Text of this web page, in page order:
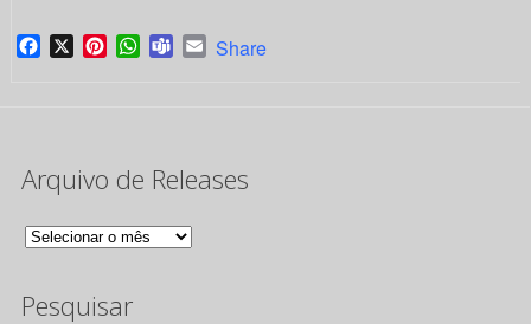
Facebook
X PinterestWhatsApp
TeamsEmail
Share
Arquivo de Releases
Arquivo
Releases
Pesquisar